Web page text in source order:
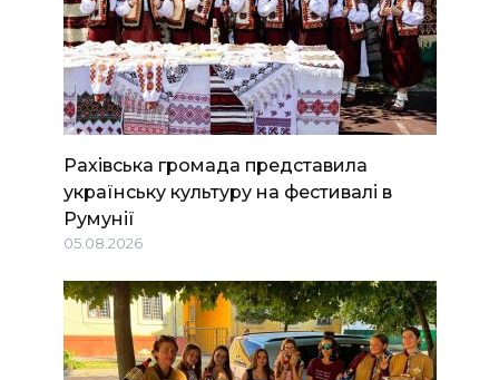
Рахівська громада представила
українську культуру на фестивалі в
Румунії
05.08.2026